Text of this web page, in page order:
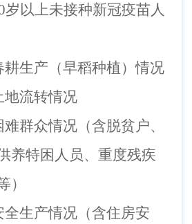
岁以上未接种新冠疫苗人
耕生产（早稻种植）情况
地流转情况
群众情况（含脱贫户、
养特困人员、重度残疾
）
全生产情况（含住房安